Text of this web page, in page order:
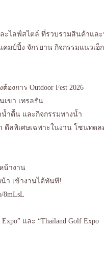
ะไลฟ์สไตล์ ที่รวบรวมสินค้าและ
มป์ปิ้ง จักรยาน กิจกรรมแนวเอ็
งการ Outdoor Fest 2026
เขา เทรลรัน
ำตื้น และกิจกรรมทางน้ำ
ลพิเศษเฉพาะในงาน โซนทดล
น้างาน
า เข้างานได้ทันที!
8mLsL
และ “Thailand Golf Expo